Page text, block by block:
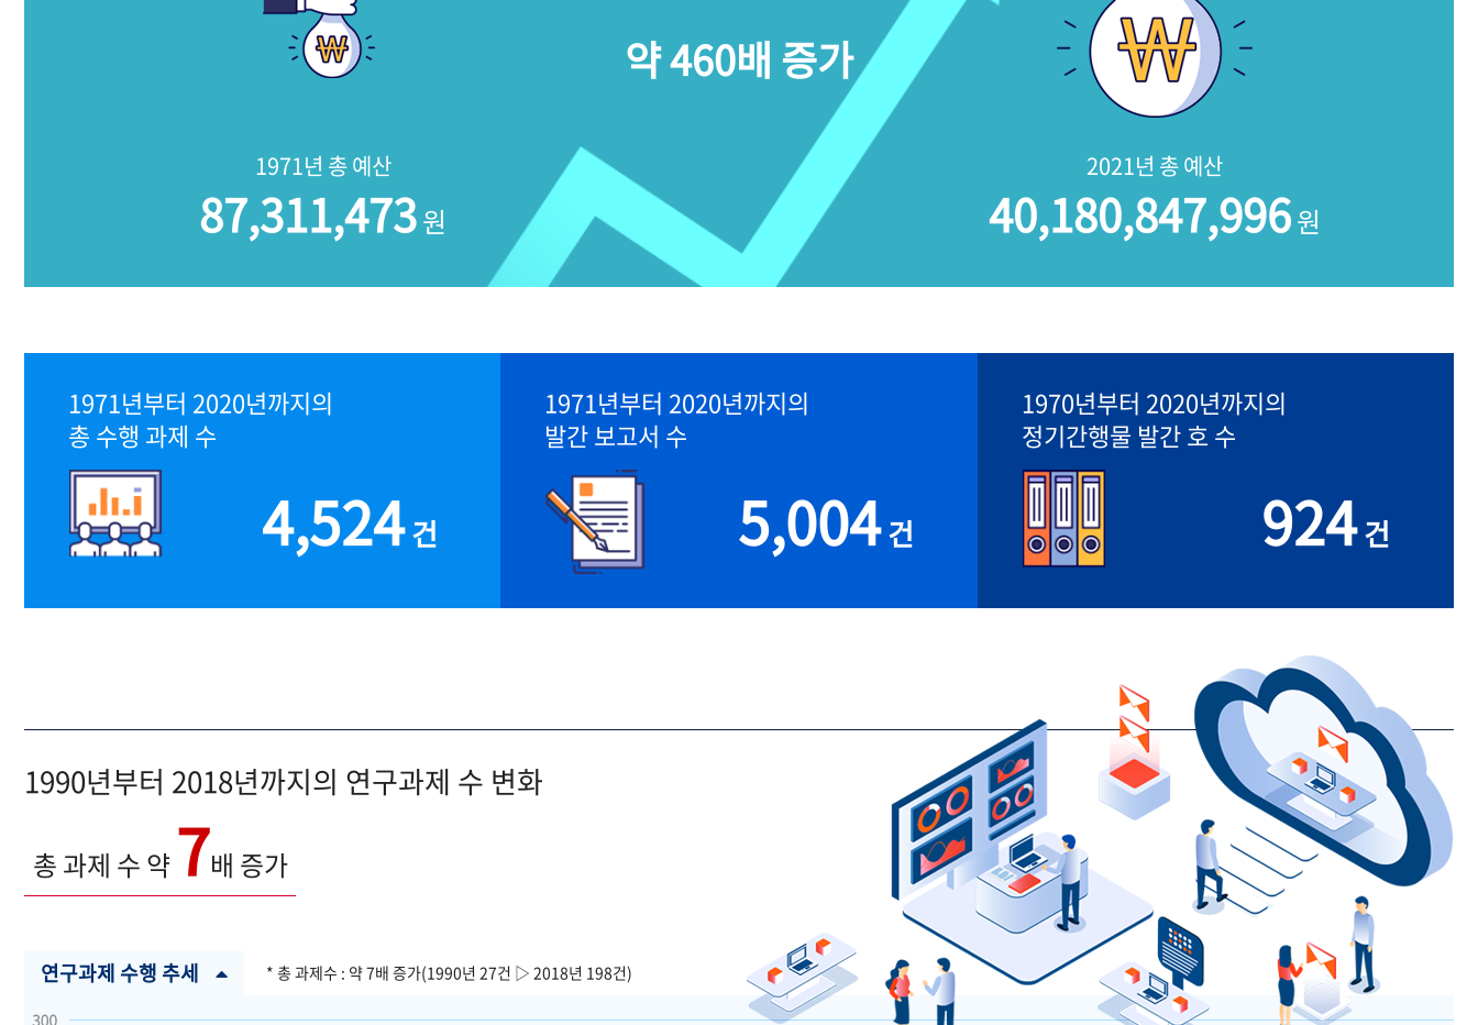
1971년 총 예산
87,311,473원
2021년 총 예산
40,180,847,996원
약 460배 증가
1971년부터 2020년까지의
총 수행 과제 수
4,524건
1971년부터 2020년까지의
발간 보고서 수
5,004건
1970년부터 2020년까지의
정기간행물 발간 호 수
924건
1990년부터 2018년까지의 연구과제 수 변화
총 과제 수 약7배 증가
연구과제 수행 추세 * 총 과제수 : 약 7배 증가(1990년 27건 ▷ 2018년 198건)